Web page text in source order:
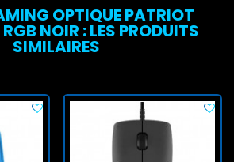
OPTIQUE PATRIOT
NOIR : LES PRODUITS
SIMILAIRES